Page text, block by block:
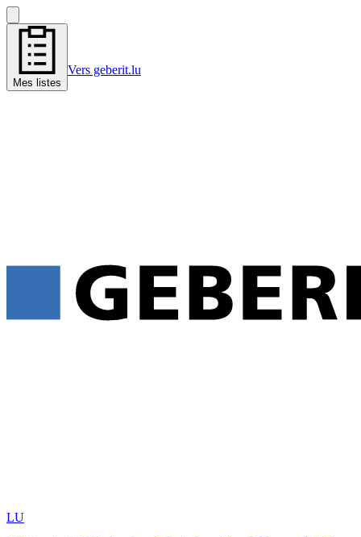
Mes listes
Vers geberit.lu
LU